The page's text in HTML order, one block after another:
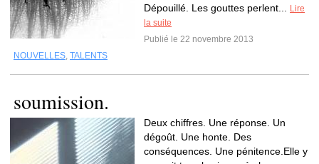
Dépouillé. Les gouttes perlent...
Lire
la suite
Publié le 22 novembre 2013
NOUVELLES, TALENTS
soumission.
Deux chiffres. Une réponse. Un
dégoût. Une honte. Des
conséquences. Une pénitence.Elle y